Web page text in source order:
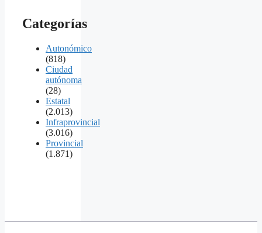
Categorías
Autonómico
(818)
Ciudad
autónoma
(28)
Estatal
(2.013)
Infraprovincial
(3.016)
Provincial
(1.871)